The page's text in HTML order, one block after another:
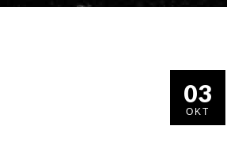
03
ΟΚΤ